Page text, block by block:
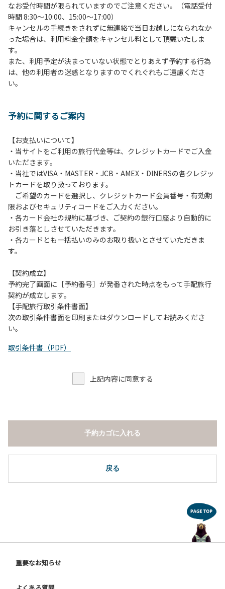
時前にお越しの方は、午後3時になりましたら管理棟にて手
続きを行ってください。午後5時過ぎにお越しの方は、翌朝
手続きを行ってください。
４、車両は、荷物の積み下ろし時以外は、駐車場にとめてく
ださい。
５、チェックアウトは、午前10時まで（日帰り使用の場合は
午後5時まで）です。チェックインの手続きを行っていない
方や使用人数が増えた場合は、必ず手続きを行ってくださ
ら午前10時までの間にゴミステーションに出してください。
は、お持ち帰りをお願いします。
【禁止事項】
カラオケ、発電機、地面での直火による焚き火、キャンプフ
ァイヤー、打ち上げ式花火、テントサウナの設置
【注意事項】
当キャンプ場のそばを流れる歴舟川は、上流で雨が降ると短
時間で増水し、川原で遊んでいると大変危険な状態になりや
すく、過去にも増水により人が流される事故が数件起きてい
（１）川原にテントやタープを張らない。
（２）雨が降ったときは川原で遊ばない。
（３）カムイコタン公園キャンプ場で雨が降らなくても、上
流で雨が降り急に増水することがあるので、水の濁りに注意
し、濁り始めたときには直ちに川原での遊びを中止する。
（４）キャンプ場の管理者や地元住民から川についての注意
なお受付時間が限られていますのでご注意ください。（電話受付
時間 8:30～10:00、15:00～17:00）
キャンセルの手続きをされずに無連絡で当日お越しになられなか
った場合は、利用料金全額をキャンセル料として頂戴いたしま
す。
また、利用予定が決まっていない状態でとりあえず予約する行為
は、他の利用者の迷惑となりますのでくれぐれもご遠慮くださ
い。
予約に関するご案内
【お支払いについて】
・当サイトをご利用の旅行代金等は、クレジットカードでご入金
いただきます。
・当社ではVISA・MASTER・JCB・AMEX・DINERSの各クレジッ
トカードを取り扱っております。
ご希望のカードを選択し、クレジットカード会員番号・有効期
限およびセキュリティコードをご入力ください。
・各カード会社の規約に基づき、ご契約の銀行口座より自動的に
お引き落としさせていただきます。
・各カードとも一括払いのみのお取り扱いとさせていただきま
す。
【契約成立】
予約完了画面に［予約番号］が発番された時点をもって手配旅行
契約が成立します。
【手配旅行取引条件書面】
次の取引条件書面を印刷またはダウンロードしてお読みくださ
い。
取引条件書（PDF）
上記内容に同意する
戻る
予約カゴに入れる
重要なお知らせ